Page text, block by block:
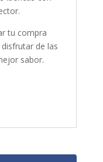
tu compra
de las
sabor.